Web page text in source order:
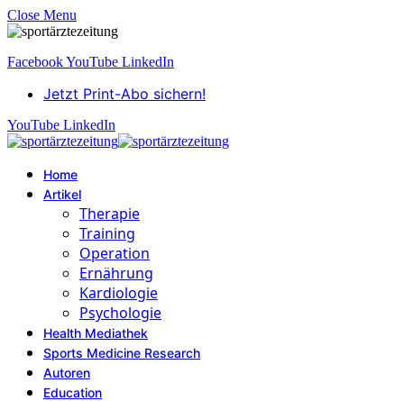
Close Menu
FacebookYouTube LinkedIn
Jetzt Print-Abo sichern!
YouTube LinkedIn
Home
Artikel
Therapie
Training
Operation
Ernährung
Kardiologie
Psychologie
Health Mediathek
Sports Medicine Research
Autoren
Education